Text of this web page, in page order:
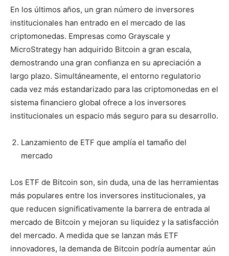
En los últimos años, un gran número de inversores
institucionales han entrado en el mercado de las
criptomonedas. Empresas como Grayscale y
MicroStrategy han adquirido Bitcoin a gran escala,
demostrando una gran confianza en su apreciación a
largo plazo. Simultáneamente, el entorno regulatorio
cada vez más estandarizado para las criptomonedas en el
sistema financiero global ofrece a los inversores
institucionales un espacio más seguro para su desarrollo.
Lanzamiento de ETF que amplía el tamaño del
mercado
Los ETF de Bitcoin son, sin duda, una de las herramientas
más populares entre los inversores institucionales, ya
que reducen significativamente la barrera de entrada al
mercado de Bitcoin y mejoran su liquidez y la satisfacción
del mercado. A medida que se lanzan más ETF
innovadores, la demanda de Bitcoin podría aumentar aún